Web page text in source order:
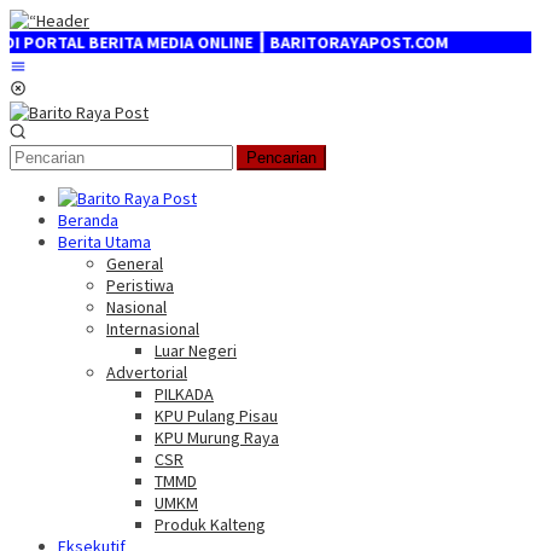
Loncat
ke
konten
BERITA MEDIA ONLINE ┃ BARITORAYAPOST.COM
Pencarian
Beranda
Berita Utama
General
Peristiwa
Nasional
Internasional
Luar Negeri
Advertorial
PILKADA
KPU Pulang Pisau
KPU Murung Raya
CSR
TMMD
UMKM
Produk Kalteng
Eksekutif